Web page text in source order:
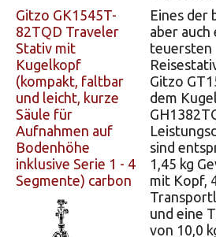
Gitzo GK1545T-
82TQD Traveler
Stativ mit
Kugelkopf
(kompakt, faltbar
und leicht, kurze
Säule für
Aufnahmen auf
Bodenhöhe
inklusive Serie 1 - 4
Segmente) carbon
Eines der
aber auch
teuersten
Gitzo
dem
sind
1,45 kg
mit Kopf,
und eine
von 10,0